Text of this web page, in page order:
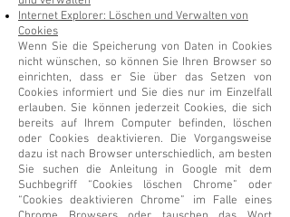
Internet Explorer: Löschen und Verwalten von
Cookies
Wenn Sie die Speicherung von Daten in Cookies
nicht wünschen, so können Sie Ihren Browser so
einrichten, dass er Sie über das Setzen von
Cookies informiert und Sie dies nur im Einzelfall
erlauben. Sie können jederzeit Cookies, die sich
bereits auf Ihrem Computer befinden, löschen
oder Cookies deaktivieren. Die Vorgangsweise
dazu ist nach Browser unterschiedlich, am besten
Sie suchen die Anleitung in Google mit dem
Suchbegriff “Cookies löschen Chrome” oder
“Cookies deaktivieren Chrome” im Falle eines